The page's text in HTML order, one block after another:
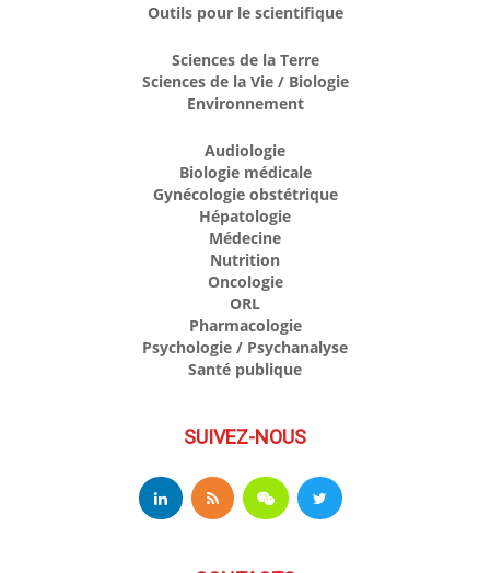
Outils pour le scientifique
Sciences de la Terre
Sciences de la Vie / Biologie
Environnement
Audiologie
Biologie médicale
Gynécologie obstétrique
Hépatologie
Médecine
Nutrition
Oncologie
ORL
Pharmacologie
Psychologie / Psychanalyse
Santé publique
SUIVEZ-NOUS